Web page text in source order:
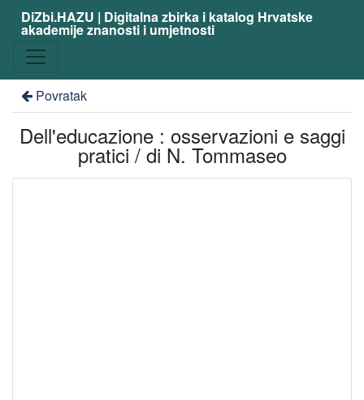
DiZbi.HAZU | Digitalna zbirka i katalog Hrvatske
akademije znanosti i umjetnosti
Povratak
Dell'educazione : osservazioni e saggi
pratici / di N. Tommaseo